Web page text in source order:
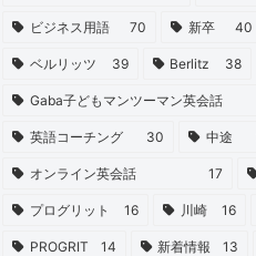
ビジネス用語 70 新卒 40
ベルリッツ 39 Berlitz 38
Gaba子どもマンツーマン英会話
英語コーチング 30 中途
オンライン英会話 17
プログリット 16 川崎 16
PROGRIT 14 新着情報 13